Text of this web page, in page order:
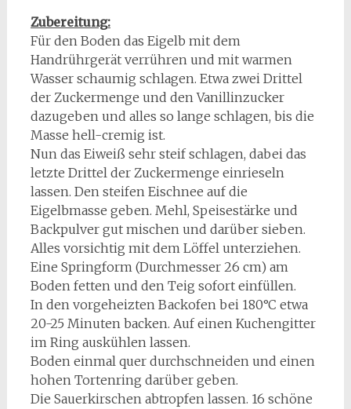
Zubereitung:
Für den Boden das Eigelb mit dem
Handrührgerät verrühren und mit warmen
Wasser schaumig schlagen. Etwa zwei Drittel
der Zuckermenge und den Vanillinzucker
dazugeben und alles so lange schlagen, bis die
Masse hell-cremig ist.
Nun das Eiweiß sehr steif schlagen, dabei das
letzte Drittel der Zuckermenge einrieseln
lassen. Den steifen Eischnee auf die
Eigelbmasse geben. Mehl, Speisestärke und
Backpulver gut mischen und darüber sieben.
Alles vorsichtig mit dem Löffel unterziehen.
Eine Springform (Durchmesser 26 cm) am
Boden fetten und den Teig sofort einfüllen.
In den vorgeheizten Backofen bei 180°C etwa
20-25 Minuten backen. Auf einen Kuchengitter
im Ring auskühlen lassen.
Boden einmal quer durchschneiden und einen
hohen Tortenring darüber geben.
Die Sauerkirschen abtropfen lassen. 16 schöne